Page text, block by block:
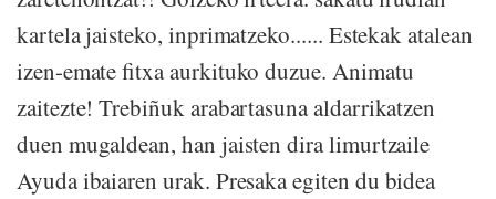
kartela jaisteko, inprimatzeko...... Estekak atalean
izen-emate fitxa aurkituko duzue. Animatu
zaitezte! Trebiñuk arabartasuna aldarrikatzen
duen mugaldean, han jaisten dira limurtzaile
Ayuda ibaiaren urak. Presaka egiten du bidea